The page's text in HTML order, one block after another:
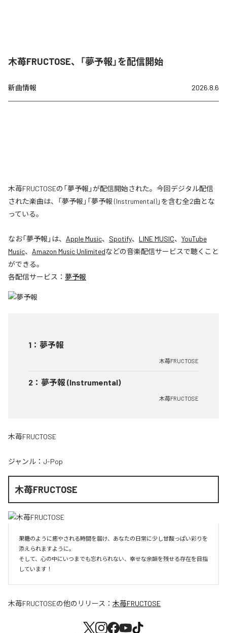
木苺FRUCTOSE、「夢予報」を配信開始
新曲情報 2026.8.6
木苺FRUCTOSEの「夢予報」が配信開始された。今回デジタル配信
された楽曲は、「夢予報」「夢予報 (Instrumental)」を含む全2曲とな
っている。
なお「夢予報 」は、 Apple Music、 Spotify、 LINE MUSIC、 YouTube
Music、 Amazon Music Unlimitedなどの音楽配信サービスで聴くこと
ができる。
各配信サービス： 夢予報
1 ： 夢予報
木苺FRUCTOSE
2 ： 夢予報 (Instrumental)
木苺FRUCTOSE
木苺FRUCTOSE
ジャンル： J-Pop
木苺FRUCTOSE
果糖のように癒やされる時間を届け、あなたの日常に少し甘酸っぱい彩りを
添えられますように。
そして、心の中にいつまでも忘れられない、幸せな余韻を残せる存在を目指
しています！
木苺FRUCTOSEの他のリリース： 木苺FRUCTOSE